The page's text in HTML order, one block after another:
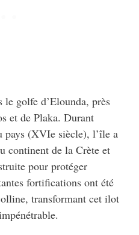
le golfe d’Elounda, près
et de Plaka. Durant
pays (XVIe siècle), l’île a
continent de la Crète et
pour protéger
fortifications ont été
transformant cet ilot